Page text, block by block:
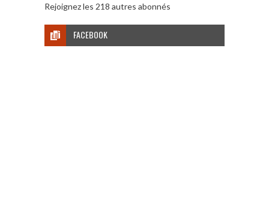
Rejoignez les 218 autres abonnés
FACEBOOK